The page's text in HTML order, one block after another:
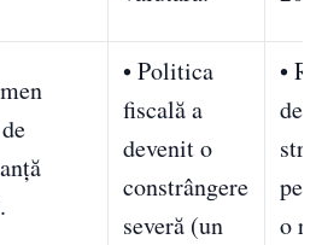
• Politica
fiscală a
devenit o
constrângere
severă (un
•
o